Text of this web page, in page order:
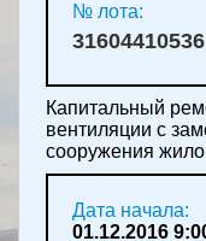
№ лота:
31604410536
Капитальный
вентиляции с
сооружения
Дата начала:
01.12.2016